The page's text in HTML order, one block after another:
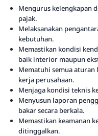
Mengurus kelengkapan
pajak.
Melaksanakan
kebutuhan.
Memastikan kondisi
baik interior maupun
Mematuhi semua aturan
kerja perusahaan.
Menjaga kondisi teknis
Menyusun laporan
bakar secara berkala.
Memastikan keamanan
ditinggalkan.